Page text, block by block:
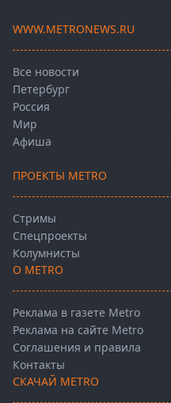
WWW.METRONEWS.RU
Все новости
Петербург
Россия
Мир
Афиша
ПРОЕКТЫ METRO
Стримы
Спецпроекты
Колумнисты
О METRO
Реклама в газете Metro
Реклама на сайте Metro
Соглашения и правила
Контакты
СКАЧАЙ METRO